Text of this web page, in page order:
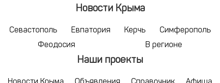
Новости Крыма
Севастополь Евпатория Керчь
Симферополь
Феодосия
В регионе
Наши проекты